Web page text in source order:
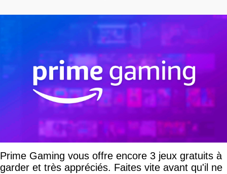
Prime Gaming vous offre encore 3 jeux gratuits à
garder et très appréciés. Faites vite avant qu'il ne